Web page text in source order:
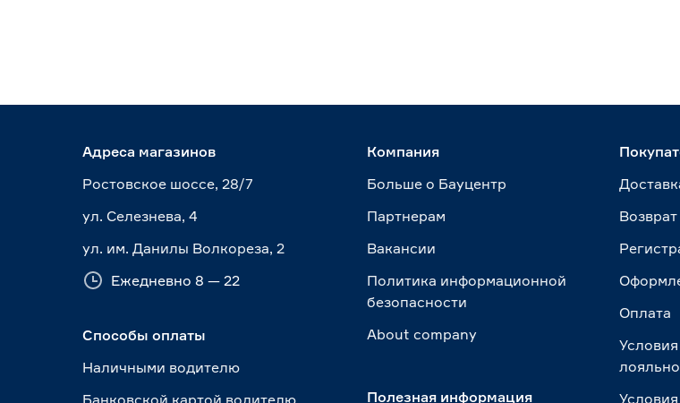
Адреса магазинов
Ростовское шоссе, 28/7
ул. Селезнева, 4
ул. им. Данилы Волкореза, 2
Ежедневно 8 — 22
Способы оплаты
Наличными водителю
Компания
Больше о Бауцентр
Партнерам
Вакансии
Политика информационной
безопасности
About сompany
Полезная информация
Возврат
Оплата